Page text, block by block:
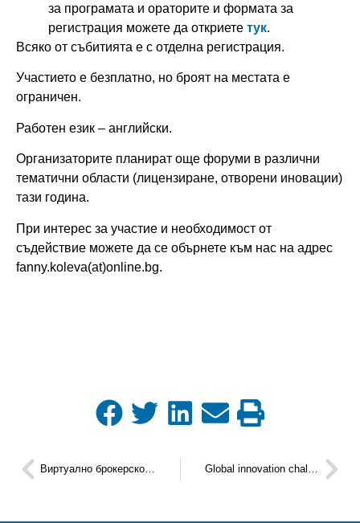
за програмата и ораторите и формата за
регистрация можете да откриете тук.
Всяко от събитията e с отделна регистрация.
Участието е безплатно, но броят на местата е
ограничен.
Работен език – английски.
Организаторите планират още форуми в различни
тематични области (лицензиране, отворени иновации)
тази година.
При интерес за участие и необходимост от
съдействие можете да се обърнете към нас на адрес
fanny.koleva(at)online.bg.
Виртуално брокерско събитие „EU-Japan Green Transition 2022“ Global innovation challenge за университети и изследователски институти